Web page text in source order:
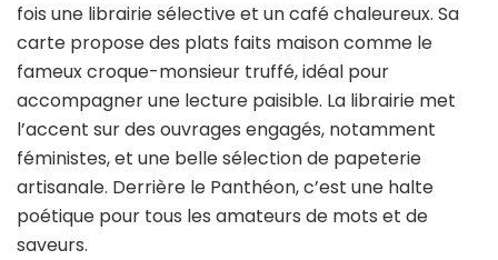
fois une librairie sélective et un café chaleureux. Sa
carte propose des plats faits maison comme le
fameux croque-monsieur truffé, idéal pour
accompagner une lecture paisible. La librairie met
l’accent sur des ouvrages engagés, notamment
féministes, et une belle sélection de papeterie
artisanale. Derrière le Panthéon, c’est une halte
poétique pour tous les amateurs de mots et de
saveurs.